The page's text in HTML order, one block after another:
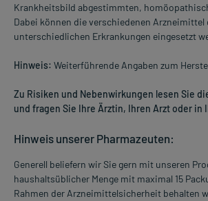
Krankheitsbild abgestimmten,
Dabei können die verschiedenen Arzneimittel
unterschiedlichen Erkrankungen eingesetzt
Hinweis: Weiterführende Angaben zum
Zu Risiken und Nebenwirkungen lesen Sie
und fragen Sie Ihre Ärztin, Ihren Arzt oder in
Hinweis unserer Pharmazeuten:
Generell beliefern wir Sie gern mit unseren
haushaltsüblicher Menge mit maximal 15
Rahmen der Arzneimittelsicherheit behalten